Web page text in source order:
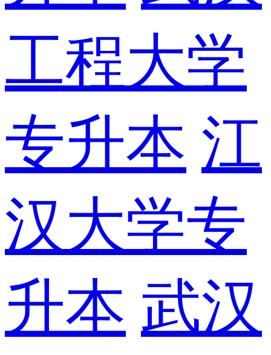
工程大学
专升本 江
汉大学专
升本 武汉